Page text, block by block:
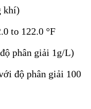
khí)
to 122.0 °F
phân giải 1g/L)
độ phân giải 100